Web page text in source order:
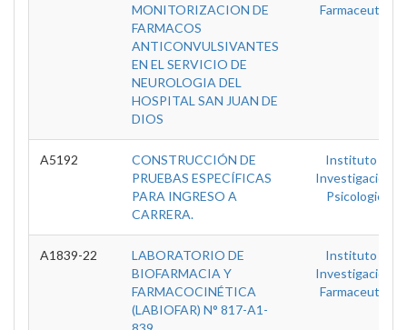
MONITORIZACION DE
FARMACOS
ANTICONVULSIVANTES
EN EL SERVICIO DE
NEUROLOGIA DEL
HOSPITAL SAN JUAN DE
DIOS
Farmaceuticas
A5192
CONSTRUCCIÓN DE
PRUEBAS ESPECÍFICAS
PARA INGRESO A
CARRERA.
Instituto De
Investigaciones
Psicologicas
A1839-22
LABORATORIO DE
BIOFARMACIA Y
FARMACOCINÉTICA
(LABIOFAR) N° 817-A1-
Instituto De
Investigaciones
Farmaceuticas